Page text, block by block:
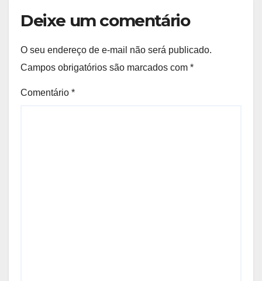
Deixe um comentário
O seu endereço de e-mail não será publicado.
Campos obrigatórios são marcados com *
Comentário *